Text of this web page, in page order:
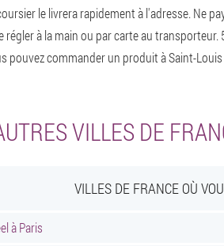
le livrera rapidement à l'adresse. Ne
régler à la main ou par carte au
pouvez commander un produit à Saint-
VILLES DE
VILLES DE FRANCE OÙ
à Paris